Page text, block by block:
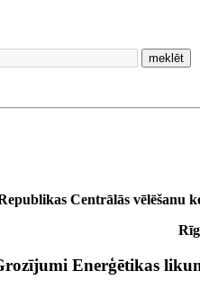
meklēt
Centrālās vēlēšanu
Enerģētikas